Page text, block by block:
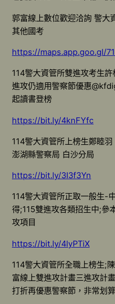
郭富線上數位歡迎洽詢 警大
其他國考
https://maps.app.goo.gl/
114警大資管所雙進攻考生
進攻仍適用警察節優惠
起讀書登榜
https://bit.ly/4knFYfc
114警大資管所上榜生鄭睦
澎湖縣警察局 白沙分局
https://bit.ly/3I3f3Yn
114警大資管所正取一般生-
得;115雙進攻各類招生中;參
攻項目
https://bit.ly/4lyPTiX
114警大資管所全職上榜生;
富線上雙進攻計畫三進攻計
打折再優惠警察節，非常划算